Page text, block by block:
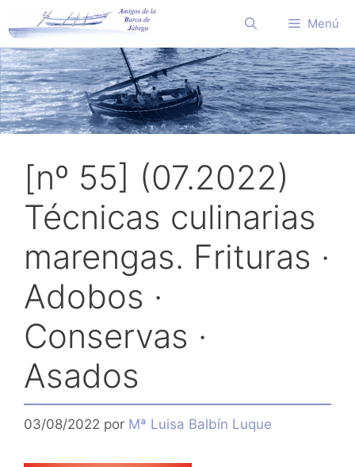
al
contenido
Menú
[nº 55] (07.2022)
Técnicas culinarias
marengas. Frituras ·
Adobos ·
Conservas ·
Asados
03/08/2022 por Mª Luisa Balbín Luque